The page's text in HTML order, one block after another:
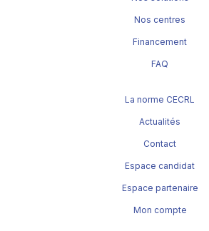
Nos centres
Financement
FAQ
La norme CECRL
Actualités
Contact
Espace candidat
Espace partenaire
Mon compte